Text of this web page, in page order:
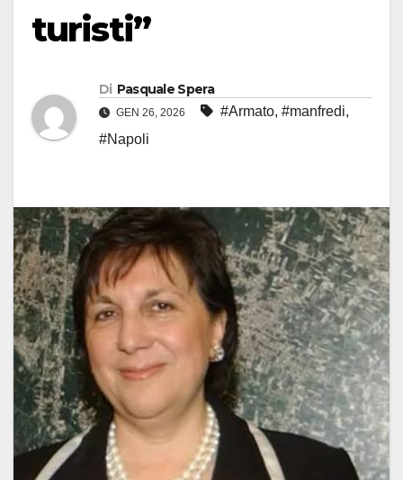
turisti”
Di Pasquale Spera
GEN 26, 2026 #Armato, #manfredi,
#Napoli